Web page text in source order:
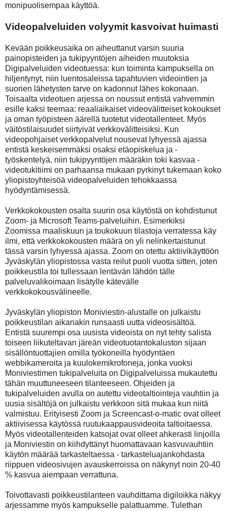
monipuolisempaa käyttöä.
Videopalveluiden volyymit kasvoivat huimasti
Kevään poikkeusaika on aiheuttanut varsin suuria
painopisteiden ja tukipyyntöjen aiheiden muutoksia
Digipalveluiden videotuessa: kun toiminta kampuksella on
hiljentynyt, niin luentosaleissa tapahtuvien videointien ja
suorien lähetysten tarve on kadonnut lähes kokonaan.
Toisaalta videotuen arjessa on noussut entistä vahvemmin
esille kaksi teemaa: reaaliaikaiset videovälitteiset kokoukset
ja oman työpisteen äärellä tuotetut videotallenteet. Myös
väitöstilaisuudet siirtyivät verkkovälitteisiksi. Kun
videopohjaiset verkkopalvelut nousevat lyhyessä ajassa
entistä keskeisemmäksi osaksi etäopiskelua ja -
työskentelyä, niin tukipyyntöjen määräkin toki kasvaa -
videotukitiimi on parhaansa mukaan pyrkinyt tukemaan koko
yliopistoyhteisöä videopalveluiden tehokkaassa
hyödyntämisessä.
Verkkokokousten osalta suurin osa käytöstä on kohdistunut
Zoom- ja Microsoft Teams-palveluihin. Esimerkiksi
Zoomissa maaliskuun ja toukokuun tilastoja verratessa käy
ilmi, että verkkokokousten määrä on yli nelinkertaistunut
tässä varsin lyhyessä ajassa. Zoom on otettu aktiivikäyttöön
Jyväskylän yliopistossa vasta reilut puoli vuotta sitten, joten
poikkeustila toi tullessaan lentävän lähdön tälle
palveluvalikoimaan lisätylle kätevälle
verkkokokousvälineelle.
Jyväskylän yliopiston Moniviestin-alustalle on julkaistu
poikkeustilan aikanakin runsaasti uutta videosisältöä.
Entistä suurempi osa uusista videoista on nyt tehty salista
toiseen liikuteltavan järeän videotuotantokaluston sijaan
sisällöntuottajien omilla työkoneilla hyödyntäen
webbikameroita ja kuulokemikrofoneja, jonka vuoksi
Moniviestimen tukipalveluita on Digipalveluissa mukautettu
tähän muuttuneeseen tilanteeseen. Ohjeiden ja
tukipalveluiden avulla on autettu videotaltiointeja vauhtiin ja
uusia sisältöjä on julkaistu verkkoon sitä mukaa kun niitä
valmistuu. Erityisesti Zoom ja Screencast-o-matic ovat olleet
aktiivisessa käytössä ruutukaappausvideoita taltioitaessa.
Myös videotallenteiden katsojat ovat olleet ahkerasti linjoilla
ja Moniviestin on kiihdyttänyt huomattavaan kasvuvauhtiin
käytön määrää tarkasteltaessa - tarkasteluajankohdasta
riippuen videosivujen avauskerroissa on näkynyt noin 20-40
% kasvua aiempaan verrattuna.
Toivottavasti poikkeustilanteen vauhdittama digiloikka näkyy
arjessamme myös kampukselle palattuamme. Tulethan